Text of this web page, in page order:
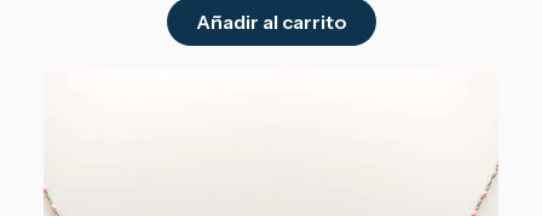
Añadir al carrito